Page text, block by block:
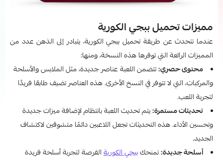
مميزات تحميل ببجي الكورية
عندما نتحدث عن طريقة تحميل ببجي الكورية، يتبادر إلى الذهن عدد من
المميزات الرائعة التي توفرها هذه النسخة، ومنها:
محتوى حصري:تتضمن اللعبة عناصر جديدة، مثل الملابس والأسلحة
والمركبات، التي لا تتوفر في النسخ الأخرى. هذه العناصر تضيف طابعًا فريدًا
لتجربة اللعب.
تحديثات مستمرة:يتم تحديث اللعبة بانتظام لإضافة ميزات جديدة
وتحسين الأداء. هذه التحديثات تجعل اللاعبين دائمًا متشوقين لاكتشاف
الجديد.
أسلحة جديدة:تمنحكببجي الكورية الفرصة لتجربة أسلحة فريدة